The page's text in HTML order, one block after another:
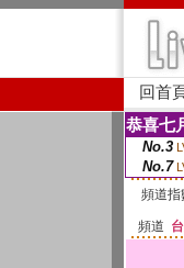
回首
恭喜七
No.3
No.7
頻道指
頻道